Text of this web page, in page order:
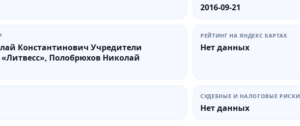
2016-09-21
Константинович Учредители
Полобрюхов Николай
РЕЙТИНГ НА ЯНДЕКС КАРТАХ
Нет данных
СУДЕБНЫЕ И НАЛОГОВЫЕ РИСКИ
Нет данных